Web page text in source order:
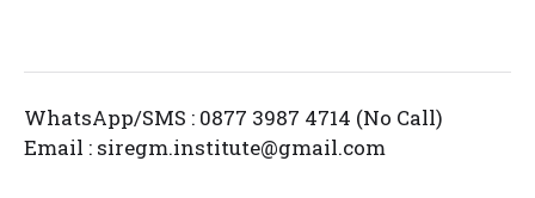
WhatsApp/SMS : 0877 3987 4714 (No Call)
Email : siregm.institute@gmail.com